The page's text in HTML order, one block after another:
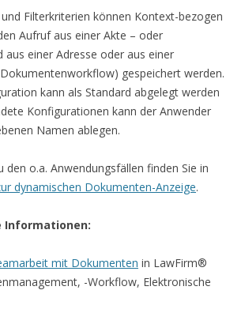
Filterkriterien können Kontext-bezogen
Aufruf aus einer Akte – oder
aus einer Adresse oder aus einer
gespeichert werden.
kann als Standard abgelegt werden
Konfigurationen kann der Anwender
Namen ablegen.
den o.a. Anwendungsfällen finden Sie in
dynamischen Dokumenten-Anzeige.
Informationen:
mit Dokumenten in LawFirm®
-Workflow, Elektronische